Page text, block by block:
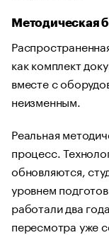
Методическая
как комплект
вместе с
неизменным.
Реальная
процесс.
обновляются,
уровнем
работали два
пересмотра уже